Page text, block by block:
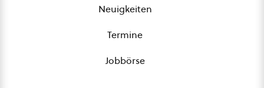
Neuigkeiten
Termine
Jobbörse